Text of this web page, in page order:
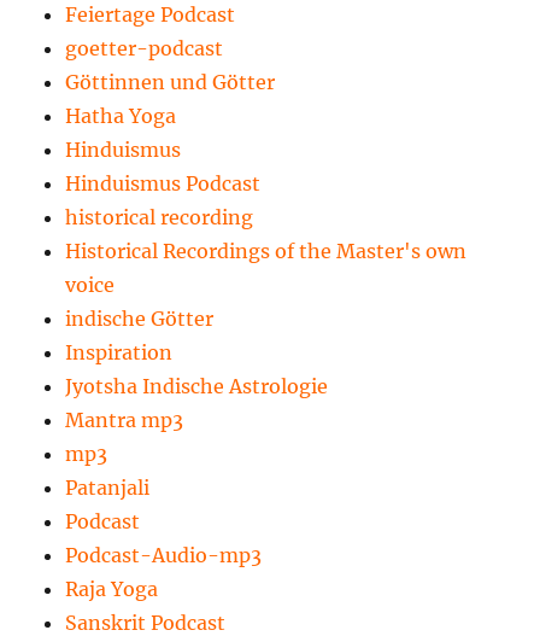
Feiertage Podcast
goetter-podcast
Göttinnen und Götter
Hatha Yoga
Hinduismus
Hinduismus Podcast
historical recording
Historical Recordings of the Master's own
voice
indische Götter
Inspiration
Jyotsha Indische Astrologie
Mantra mp3
mp3
Patanjali
Podcast
Podcast-Audio-mp3
Raja Yoga
Sanskrit Podcast